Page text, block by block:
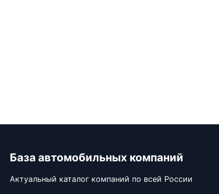
База автомобильных компаний
Актуальный каталог компаний по всей России